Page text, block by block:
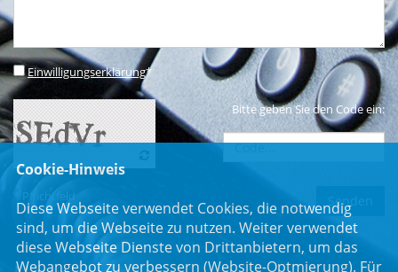
Einwilligungserklärung*
Bitte geben Sie den Code ein:
* Pflichtfeld
Cookie-Hinweis
Diese Webseite verwendet Cookies, die notwendig
sind, um die Webseite zu nutzen. Weiter verwendet
diese Webseite Dienste von Drittanbietern, um das
Webangebot zu verbessern (Website-Optmierung). Für